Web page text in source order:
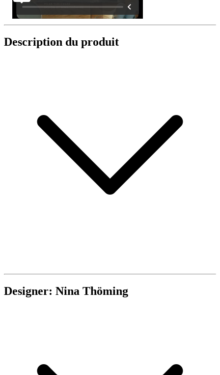
Description du produit
Designer: Nina Thöming